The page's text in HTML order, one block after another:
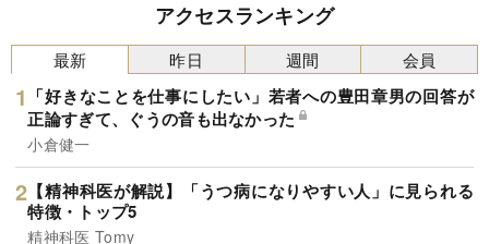
アクセスランキング
最新
「好きなことを仕事にしたい」若者への豊田章男の回答が
正論すぎて、ぐうの音も出なかった
小倉健一
【精神科医が解説】「うつ病になりやすい人」に見られる
特徴・トップ5
精神科医 Tomy
昨日 週間 会員